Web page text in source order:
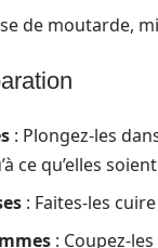
de moutarde,
: Plongez-les
ce qu’elles
: Faites-les
: Coupez-